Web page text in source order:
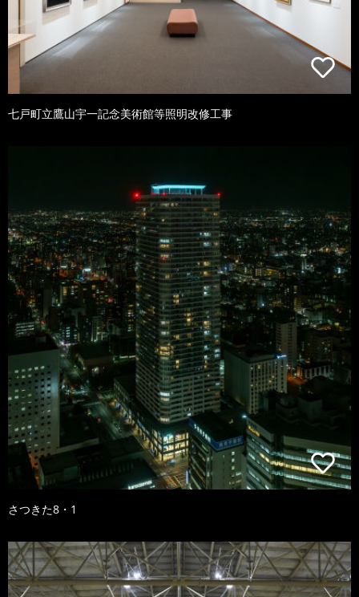
七戸町立鷹山宇一記念美術館等照明改修工事
さつきた8・1